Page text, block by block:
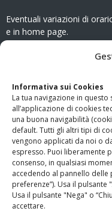
Informativa sui Cookies
La tua navigazione in
all’applicazione di cookies
una buona navigabilità
default. Tutti gli altri tipi di
vengono applicati da noi o
espresso. Puoi liberamente
consenso, in qualsiasi
accedendo al pannello delle
preferenze”). Usa il pulsante
Usa il pulsante "Nega" o
accettare.
Eventuali variazioni di
e in home page.
www.odg.toscana.it –
Firenze al nr. 5208 dell’
Giampaolo Marchini – C.F.
LINK UTILI
PagoPA
Privacy Policy